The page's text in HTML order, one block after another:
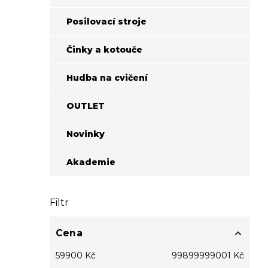
Posilovací stroje
Činky a kotouče
Hudba na cvičení
OUTLET
Novinky
Akademie
Filtr
Cena
59900 Kč 99899999001 Kč